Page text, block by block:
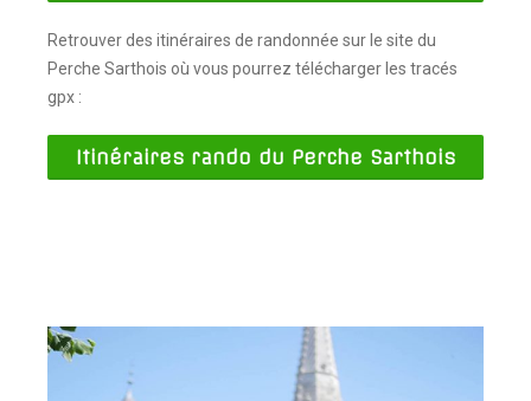
Retrouver des itinéraires de randonnée sur le site du
Perche Sarthois où vous pourrez télécharger les tracés
gpx :
Itinéraires rando du Perche Sarthois